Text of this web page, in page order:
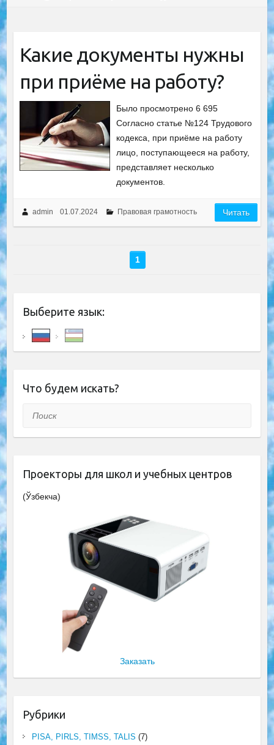
Какие документы нужны
при приёме на работу?
Было просмотрено 6 695
Согласно статье №124 Трудового
кодекса, при приёме на работу
лицо, поступающееся на работу,
представляет несколько
документов.
admin 01.07.2024 Правовая грамотность Читать
1
Выберите язык:
Что будем искать?
Поиск
Проекторы для школ и учебных центров
(Ўзбекча)
Заказать
Рубрики
PISA, PIRLS, TIMSS, TALIS (7)